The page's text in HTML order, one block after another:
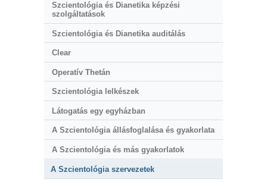
Szcientológia és Dianetika képzési
szolgáltatások
Szcientológia és Dianetika auditálás
Clear
Operatív Thetán
Szcientológia lelkészek
Látogatás egy egyházban
A Szcientológia állásfoglalása és gyakorlata
A Szcientológia és más gyakorlatok
A Szcientológia szervezetek